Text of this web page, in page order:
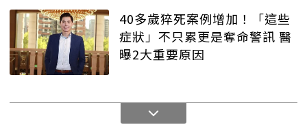
40多歲猝死案例增加！「這些
症狀」不只累更是奪命警訊 醫
曝2大重要原因